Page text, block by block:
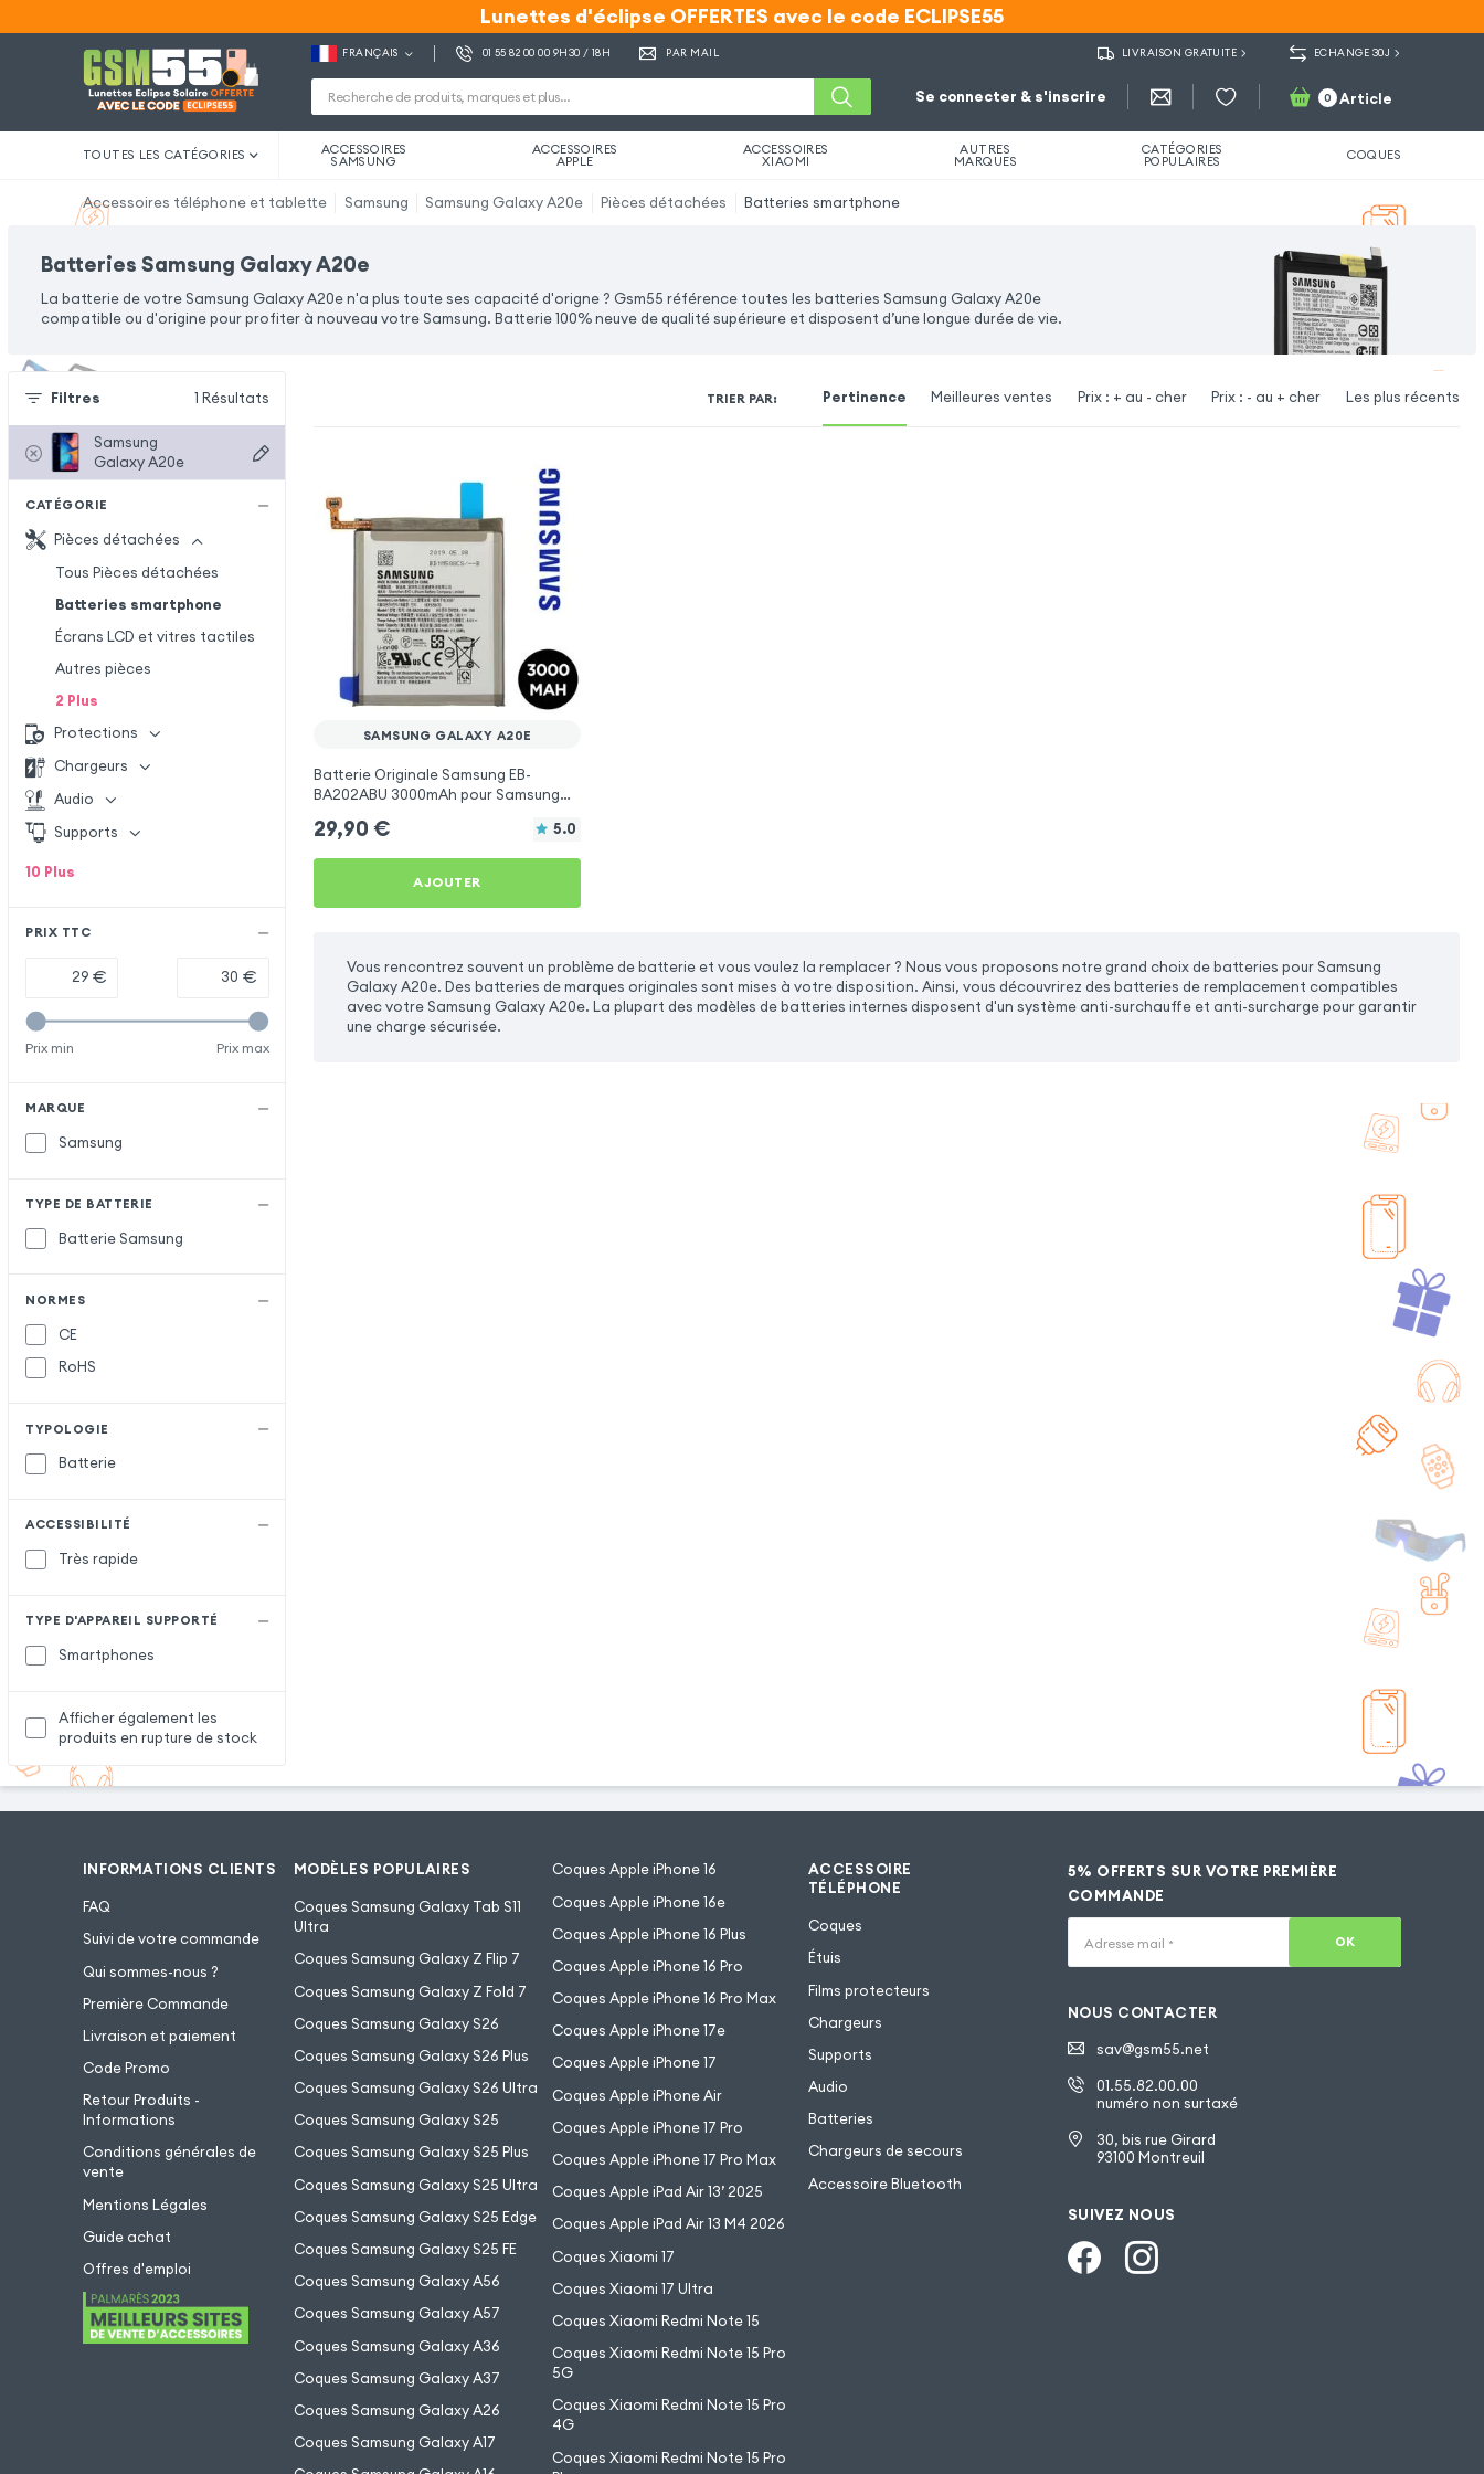
Lunettes d'éclipse OFFERTES avec le code ECLIPSE55
Lunettes d'éclipse OFFERTES avec le code ECLIPSE55
FRANÇAIS 01 55 82 00 00 9H30 / 18H PAR MAIL LIVRAISON GRATUITE ECHANGE 30J
Se connecter & s'inscrire 0 Article
TOUTES LES CATÉGORIES ACCESSOIRES
SAMSUNG
ACCESSOIRES
APPLE
ACCESSOIRES
XIAOMI
AUTRES
MARQUES
CATÉGORIES
POPULAIRES COQUES
Accessoires téléphone et tablette Samsung Samsung Galaxy A20e Pièces détachées Batteries smartphone
Batteries Samsung Galaxy A20e
La batterie de votre Samsung Galaxy A20e n'a plus toute ses capacité d'origne ? Gsm55 référence toutes les batteries Samsung Galaxy A20e
compatible ou d'origine pour profiter à nouveau votre Samsung. Batterie 100% neuve de qualité supérieure et disposent d’une longue durée de vie.
Filtres 1 Résultats
Samsung
Galaxy A20e
CATÉGORIE
Pièces détachées
Tous Pièces détachées
Batteries smartphone
Écrans LCD et vitres tactiles
Autres pièces
2 Plus
Protections
Chargeurs
Audio
Supports
10 Plus
PRIX TTC
€ €
Prix min Prix max
MARQUE
Samsung
TYPE DE BATTERIE
Batterie Samsung
NORMES
CE
RoHS
TYPOLOGIE
Batterie
ACCESSIBILITÉ
Très rapide
TYPE D'APPAREIL SUPPORTÉ
Smartphones
Afficher également les
produits en rupture de stock
TRIER PAR: Pertinence Meilleures ventes Prix : + au - cher Prix : - au + cher Les plus récents
SAMSUNG GALAXY A20E
Batterie Originale Samsung EB-
BA202ABU 3000mAh pour Samsung
29,90 € 5.0
AJOUTER
Vous rencontrez souvent un problème de batterie et vous voulez la remplacer ? Nous vous proposons notre grand choix de batteries pour Samsung
Galaxy A20e. Des batteries de marques originales sont mises à votre disposition. Ainsi, vous découvrirez des batteries de remplacement compatibles
avec votre Samsung Galaxy A20e. La plupart des modèles de batteries internes disposent d'un système anti-surchauffe et anti-surcharge pour garantir
une charge sécurisée.
INFORMATIONS CLIENTS
FAQ
Suivi de votre commande
Qui sommes-nous ?
Première Commande
Livraison et paiement
Code Promo
Retour Produits -
Informations
Conditions générales de
vente
Mentions Légales
Guide achat
Offres d'emploi
MODÈLES POPULAIRES
Coques Samsung Galaxy Tab S11
Ultra
Coques Samsung Galaxy Z Flip 7
Coques Samsung Galaxy Z Fold 7
Coques Samsung Galaxy S26
Coques Samsung Galaxy S26 Plus
Coques Samsung Galaxy S26 Ultra
Coques Samsung Galaxy S25
Coques Samsung Galaxy S25 Plus
Coques Samsung Galaxy S25 Ultra
Coques Samsung Galaxy S25 Edge
Coques Samsung Galaxy S25 FE
Coques Samsung Galaxy A56
Coques Samsung Galaxy A57
Coques Samsung Galaxy A36
Coques Samsung Galaxy A37
Coques Samsung Galaxy A26
Coques Samsung Galaxy A17
Coques Apple iPhone 16
Coques Apple iPhone 16e
Coques Apple iPhone 16 Plus
Coques Apple iPhone 16 Pro
Coques Apple iPhone 16 Pro Max
Coques Apple iPhone 17e
Coques Apple iPhone 17
Coques Apple iPhone Air
Coques Apple iPhone 17 Pro
Coques Apple iPhone 17 Pro Max
Coques Apple iPad Air 13’ 2025
Coques Apple iPad Air 13 M4 2026
Coques Xiaomi 17
Coques Xiaomi 17 Ultra
Coques Xiaomi Redmi Note 15
Coques Xiaomi Redmi Note 15 Pro
5G
Coques Xiaomi Redmi Note 15 Pro
4G
Coques Xiaomi Redmi Note 15 Pro
ACCESSOIRE
TÉLÉPHONE
Coques
Étuis
Films protecteurs
Chargeurs
Supports
Audio
Batteries
Chargeurs de secours
Accessoire Bluetooth
5% OFFERTS SUR VOTRE PREMIÈRE
COMMANDE
Adresse mail * OK
NOUS CONTACTER
sav@gsm55.net
01.55.82.00.00
numéro non surtaxé
30, bis rue Girard
93100 Montreuil
SUIVEZ NOUS